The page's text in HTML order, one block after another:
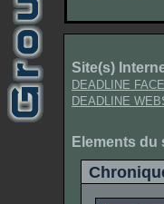
Site(s)
DEADLINE
DEADLINE
Elements du